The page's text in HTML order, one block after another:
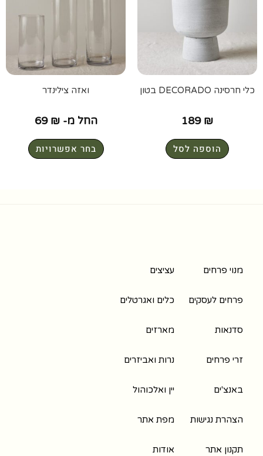
כלי חרסינה DECORADO בטון
189 ₪
הוספה לסל
ואזה צילינדר
החל מ- 69 ₪
בחר אפשרויות
מנוי פרחים
פרחים לעסקים
סדנאות
זרי פרחים
באנצ'ים
הצהרת נגישות
תקנון אתר
עציצים
כלים ואגרטלים
מארזים
נרות ואביזרים
יין ואלכוהול
מפת אתר
אודות